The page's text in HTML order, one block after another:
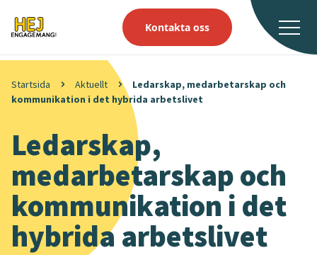
Kontakta oss
Startsida Aktuellt
Ledarskap, medarbetarskap och
kommunikation i det hybrida arbetslivet
Ledarskap,
medarbetarskap och
kommunikation i det
hybrida arbetslivet